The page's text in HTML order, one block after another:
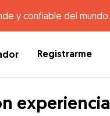
y confiable del mundo.
Registrarme
experiencia